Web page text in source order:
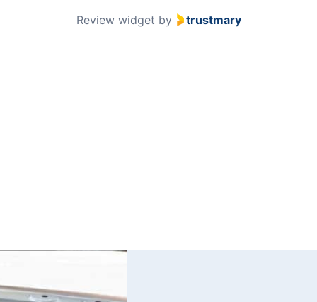
Review widget by trustmary